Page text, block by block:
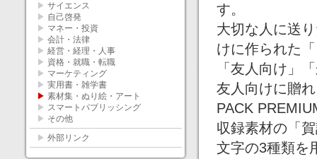
▶ サイエンス
▶ 自己啓発
▶ マネー・投資
▶ 会計・法律
▶ 経営・経理・人事
▶ 資格・就職・転職
▶ マーケティング
▶ 実用書・雑学書
▶ 素材集・ぬり絵・アート
▶ スマートパブリッシング
▶ その他
▶ 外部リンク
す。
大切な人に送
けに作られた
「友人向け」
友人向けに贈
PACK
収録素材の「
文字の3種類を